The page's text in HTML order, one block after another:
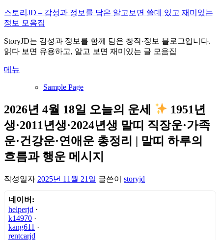
내
용
로
바
가
스토리JD – 감성과 정보를 담은 알고보면 쓸데 있고 재미있는
정보 모음집
StoryJD는 감성과 정보를 함께 담은 창작·정보 블로그입니다.
읽다 보면 유용하고, 알고 보면 재미있는 글 모음집
메뉴
Sample Page
2026년 4월 18일 오늘의 운세
1951년
생·2011년생·2024년생 말띠 직장운·가족
운·건강운·연애운 총정리 | 말띠 하루의
흐름과 행운 메시지
작성일자 2025년 11월 21일 글쓴이 storyjd
네이버:
helperjd ·
k14970 ·
kang611 ·
rentcarjd